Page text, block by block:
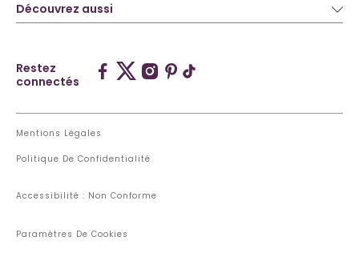
Découvrez aussi
Restez
connectés
Mentions Légales
Politique De Confidentialité
Accessibilité : Non Conforme
Paramètres De Cookies